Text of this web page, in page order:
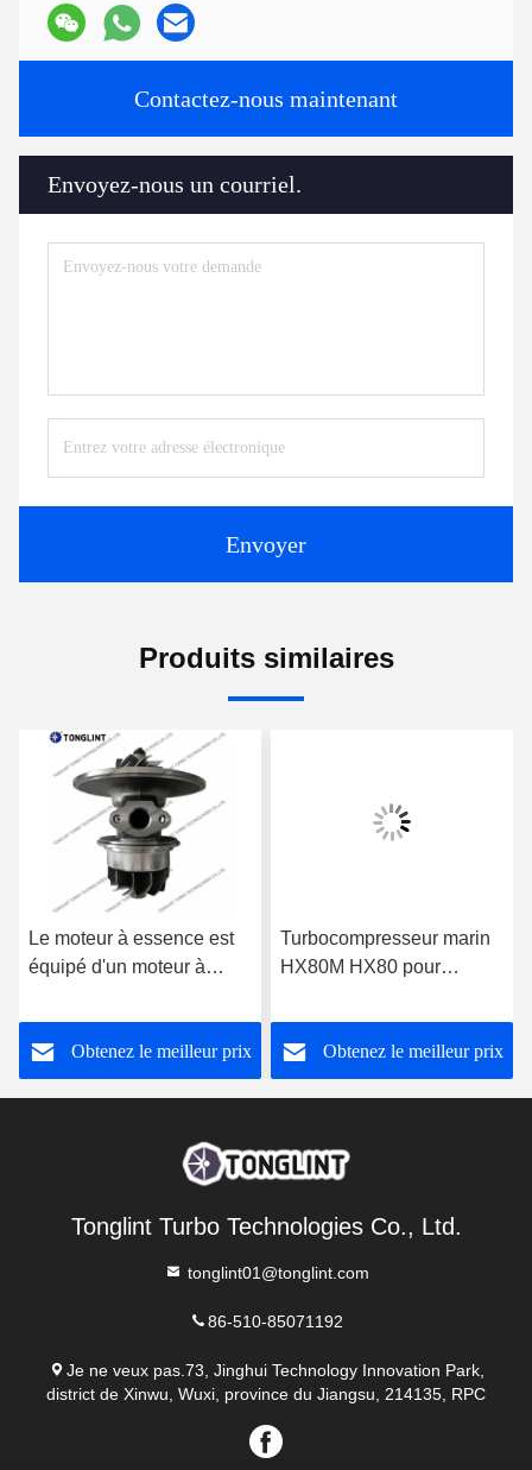
Contactez-nous maintenant
Envoyez-nous un courriel.
Envoyer
Produits similaires
Le moteur à essence est
équipé d'un moteur à
Obtenez le meilleur prix
Turbocompresseur marin
HX80M HX80 pour
Cummin/s, cartouche
CHRA 4027408
Obtenez le meilleur prix
Tonglint Turbo Technologies Co., Ltd.
tonglint01@tonglint.com
86-510-85071192
Je ne veux pas.73, Jinghui Technology Innovation Park,
district de Xinwu, Wuxi, province du Jiangsu, 214135, RPC